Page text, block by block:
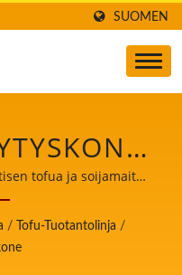
SUOMEN
tofua ja soijamaitoa
ensisijainen tavoite
/ Tofu-Tuotantolinja /